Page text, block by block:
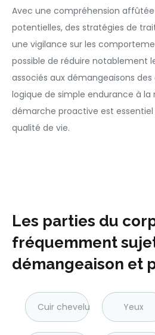
Avec une compréhension
potentielles, des stratégies de
une vigilance sur les
possible de réduire notablement
associés aux démangeaisons des
logique de simple endurance à la
démarche proactive est
qualité de vie.
Les parties du
fréquemment
démangeaison et
Cuir chevelu Yeux